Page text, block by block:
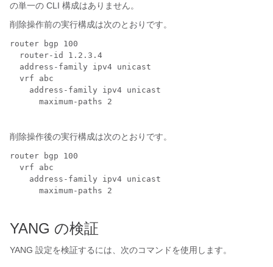
の単一の CLI 構成はありません。
削除操作前の実行構成は次のとおりです。
router bgp 100
  router-id 1.2.3.4
  address-family ipv4 unicast
  vrf abc
    address-family ipv4 unicast
      maximum-paths 2
削除操作後の実行構成は次のとおりです。
router bgp 100
  vrf abc
    address-family ipv4 unicast
      maximum-paths 2
YANG の検証
YANG 設定を検証するには、次のコマンドを使用します。